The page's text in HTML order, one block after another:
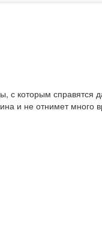
с которым справятся
и не отнимет много